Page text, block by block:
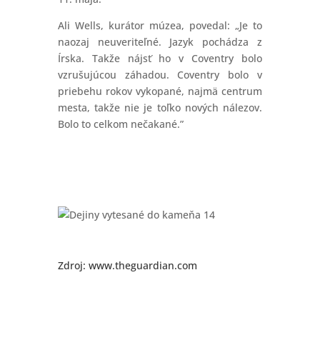
Ali Wells, kurátor múzea, povedal: „Je to
naozaj neuveriteľné. Jazyk pochádza z
Írska. Takže nájsť ho v Coventry bolo
vzrušujúcou záhadou. Coventry bolo v
priebehu rokov vykopané, najmä centrum
mesta, takže nie je toľko nových nálezov.
Bolo to celkom nečakané.”
Zdroj: www.theguardian.com